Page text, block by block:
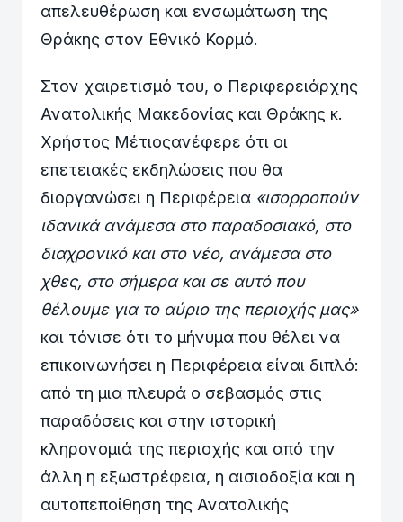
απελευθέρωση και ενσωμάτωση της
Θράκης στον Εθνικό Κορμό.
Στον χαιρετισμό του, ο Περιφερειάρχης
Ανατολικής Μακεδονίας και Θράκης κ.
Χρήστος Μέτιοςανέφερε ότι οι
επετειακές εκδηλώσεις που θα
διοργανώσει η Περιφέρεια «ισορροπούν
ιδανικά ανάμεσα στο παραδοσιακό, στο
διαχρονικό και στο νέο, ανάμεσα στο
χθες, στο σήμερα και σε αυτό που
θέλουμε για το αύριο της περιοχής μας»
και τόνισε ότι το μήνυμα που θέλει να
επικοινωνήσει η Περιφέρεια είναι διπλό:
από τη μια πλευρά ο σεβασμός στις
παραδόσεις και στην ιστορική
κληρονομιά της περιοχής και από την
άλλη η εξωστρέφεια, η αισιοδοξία και η
αυτοπεποίθηση της Ανατολικής